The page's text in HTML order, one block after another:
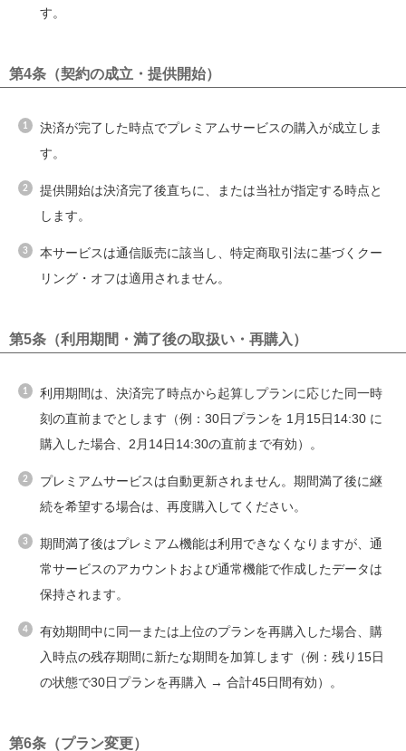
す。
第4条（契約の成立・提供開始）
決済が完了した時点でプレミアムサービスの購入が成立しま
す。
提供開始は決済完了後直ちに、または当社が指定する時点と
します。
本サービスは通信販売に該当し、特定商取引法に基づくクー
リング・オフは適用されません。
第5条（利用期間・満了後の取扱い・再購入）
利用期間は、決済完了時点から起算しプランに応じた同一時
刻の直前までとします（例：30日プランを 1月15日14:30 に
購入した場合、2月14日14:30の直前まで有効）。
プレミアムサービスは自動更新されません。期間満了後に継
続を希望する場合は、再度購入してください。
期間満了後はプレミアム機能は利用できなくなりますが、通
常サービスのアカウントおよび通常機能で作成したデータは
保持されます。
有効期間中に同一または上位のプランを再購入した場合、購
入時点の残存期間に新たな期間を加算します（例：残り15日
の状態で30日プランを再購入 → 合計45日間有効）。
第6条（プラン変更）